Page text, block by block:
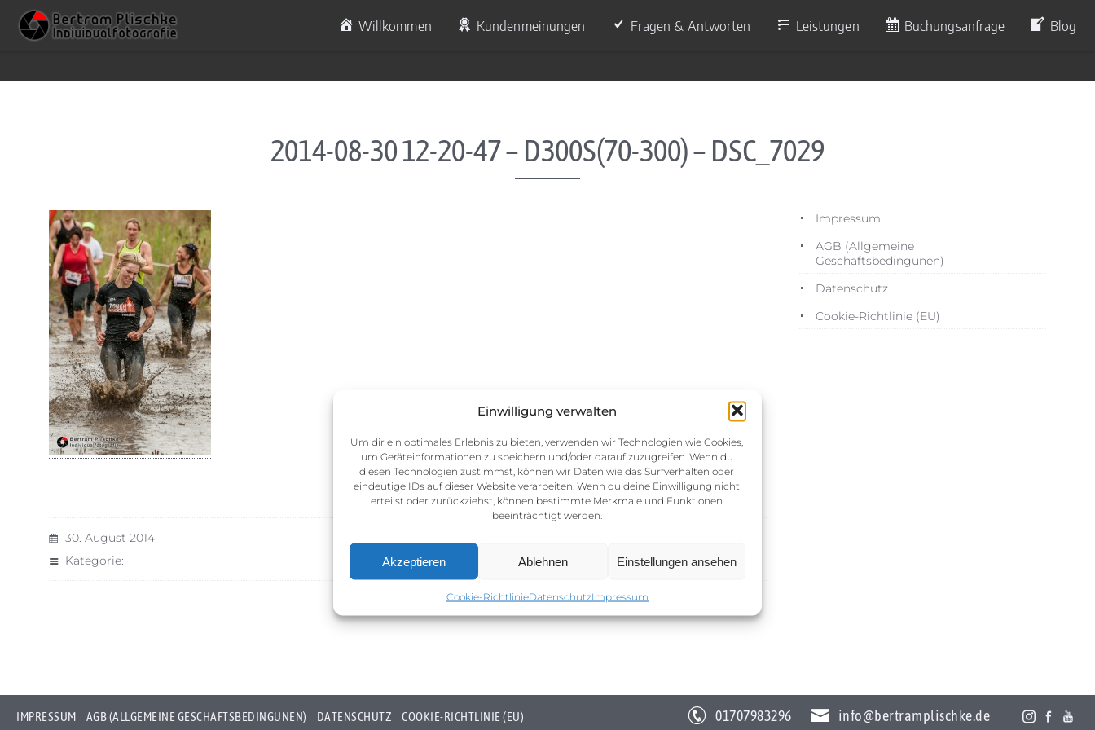
Einwilligung verwalten
Um dir ein optimales Erlebnis zu bieten, verwenden wir Technologien wie Cookies,
um Geräteinformationen zu speichern und/oder darauf zuzugreifen. Wenn du
diesen Technologien zustimmst, können wir Daten wie das Surfverhalten oder
eindeutige IDs auf dieser Website verarbeiten. Wenn du deine Einwilligung nicht
erteilst oder zurückziehst, können bestimmte Merkmale und Funktionen
beeinträchtigt werden.
Akzeptieren Ablehnen Einstellungen ansehen
Cookie-RichtlinieDatenschutzImpressum
Skip to content Willkommen Kundenmeinungen Fragen & Antworten Leistungen Buchungsanfrage Blog
2014-08-30 12-20-47 – D300S(70-300) – DSC_7029
30. August 2014
Kategorie:
Impressum
AGB (Allgemeine
Geschäftsbedingunen)
Datenschutz
Cookie-Richtlinie (EU)
IMPRESSUM AGB (ALLGEMEINE GESCHÄFTSBEDINGUNEN) DATENSCHUTZ COOKIE-RICHTLINIE (EU) 01707983296 info@bertramplischke.de